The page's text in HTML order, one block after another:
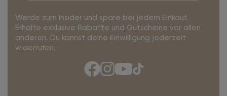
Werde zum Insider und spare bei jedem Einkauf.
Erhalte exklusive Rabatte und Gutscheine vor allen
anderen. Du kannst deine Einwilligung jederzeit
widerrufen.